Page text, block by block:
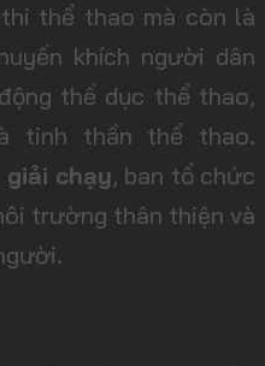
thể thao mà còn là
khích người dân
thể dục thể thao,
tinh thần thể thao.
chạy, ban tổ chức
trường thân thiện và